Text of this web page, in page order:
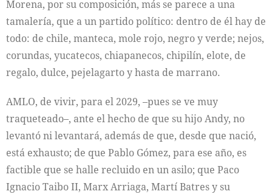
Morena, por su composición, más se parece a una
tamalería, que a un partido político: dentro de él hay de
todo: de chile, manteca, mole rojo, negro y verde; nejos,
corundas, yucatecos, chiapanecos, chipilín, elote, de
regalo, dulce, pejelagarto y hasta de marrano.
AMLO, de vivir, para el 2029, –pues se ve muy
traqueteado–, ante el hecho de que su hijo Andy, no
levantó ni levantará, además de que, desde que nació,
está exhausto; de que Pablo Gómez, para ese año, es
factible que se halle recluido en un asilo; que Paco
Ignacio Taibo II, Marx Arriaga, Martí Batres y su